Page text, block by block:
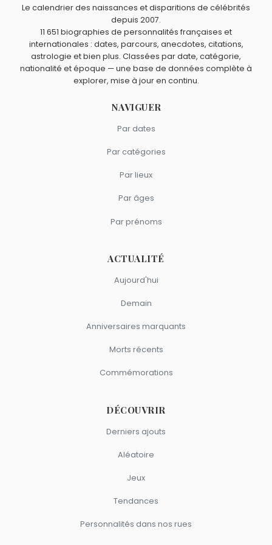
FreemanetDavid Tennantsont nés en 1971.
Jane Birkin,Daniel Radcliffe
etCharlotte Gainsbourgsont nés àLondres
Quels acteurs britanniques sont du signe Verseau
comme Damian Lewis ?
Christian Bale,Freddie Highmore,Charlie Heaton,Bonnie
WrightetJohn Hurtsont du signe Verseau.
Le calendrier des naissances et disparitions de célébrités
depuis 2007.
11 651 biographies de personnalités françaises et
internationales : dates, parcours, anecdotes, citations,
astrologie et bien plus. Classées par date, catégorie,
nationalité et époque — une base de données complète à
explorer, mise à jour en continu.
NAVIGUER
Par dates
Par catégories
Par lieux
Par âges
Par prénoms
ACTUALITÉ
Aujourd'hui
Demain
Anniversaires marquants
Morts récents
Commémorations
DÉCOUVRIR
Derniers ajouts
Aléatoire
Jeux
Tendances
Personnalités dans nos rues